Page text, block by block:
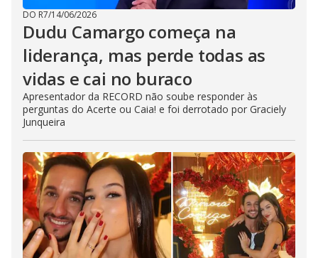
DO R7/14/06/2026
Dudu Camargo começa na
liderança, mas perde todas as
vidas e cai no buraco
Apresentador da RECORD não soube responder às
perguntas do Acerte ou Caia! e foi derrotado por Graciely
Junqueira